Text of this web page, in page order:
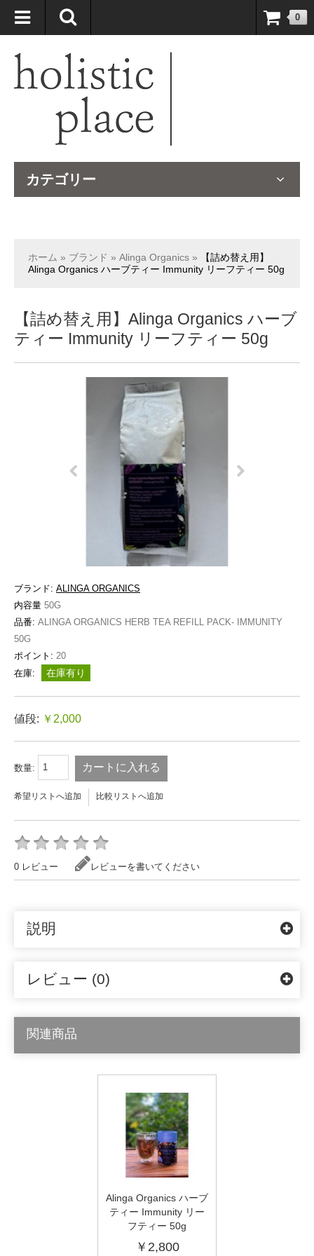
自然療法大国のオーストラリアより、臨床経験＆知識の豊富なナチュ
ロパスが厳選したサプリメントや ナチュラルグッズをお届けします！
0
カテゴリー
ホーム » ブランド » Alinga Organics »
【詰め替え用】
Alinga Organics ハーブティー Immunity リーフティー 50g
【詰め替え用】Alinga Organics ハーブ
ティー Immunity リーフティー 50g
ブランド: ALINGA ORGANICS
内容量 50G
品番: ALINGA ORGANICS HERB TEA REFILL PACK- IMMUNITY
50G
ポイント: 20
在庫:
在庫有り
値段: ￥2,000
数量: カートに入れる
希望リストへ追加 比較リストへ追加
0 レビュー レビューを書いてください
説明
レビュー (0)
関連商品
Alinga Organics ハーブ
ティー Immunity リー
フティー 50g
￥2,800